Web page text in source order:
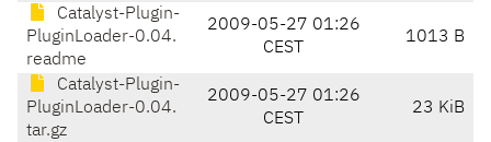
Catalyst-Plugin-
PluginLoader-0.04.
readme
2009-05-27 01:26
CEST
1013 B
Catalyst-Plugin-
PluginLoader-0.04.
tar.gz
2009-05-27 01:26
CEST
23 KiB